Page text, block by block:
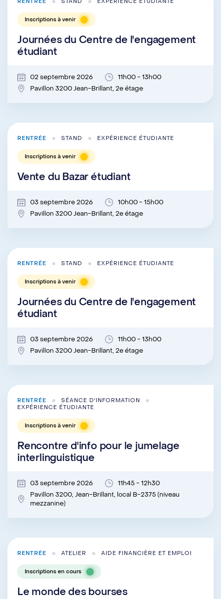
Inscriptions à venir
Journées du Centre de l'engagement
étudiant
02 septembre 2026
11h00 - 13h00
Pavillon 3200 Jean-Brillant, 2e étage
RENTRÉE STAND EXPÉRIENCE ÉTUDIANTE
Inscriptions à venir
Vente du Bazar étudiant
03 septembre 2026
10h00 - 15h00
Pavillon 3200 Jean-Brillant, 2e étage
RENTRÉE STAND EXPÉRIENCE ÉTUDIANTE
Inscriptions à venir
Journées du Centre de l'engagement
étudiant
03 septembre 2026
11h00 - 13h00
Pavillon 3200 Jean-Brillant, 2e étage
RENTRÉE
SÉANCE D'INFORMATION
EXPÉRIENCE ÉTUDIANTE
Inscriptions à venir
Rencontre d'info pour le jumelage
interlinguistique
03 septembre 2026
11h45 - 12h30
Pavillon 3200, Jean-Brillant, local B-2375 (niveau
mezzanine)
RENTRÉE ATELIER AIDE FINANCIÈRE ET EMPLOI
Inscriptions en cours
Le monde des bourses